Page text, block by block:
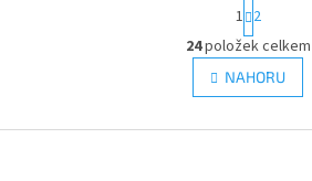
O
v
l
á
t
r
á
n
k
v
1 2
24položek celkem
NAHORU